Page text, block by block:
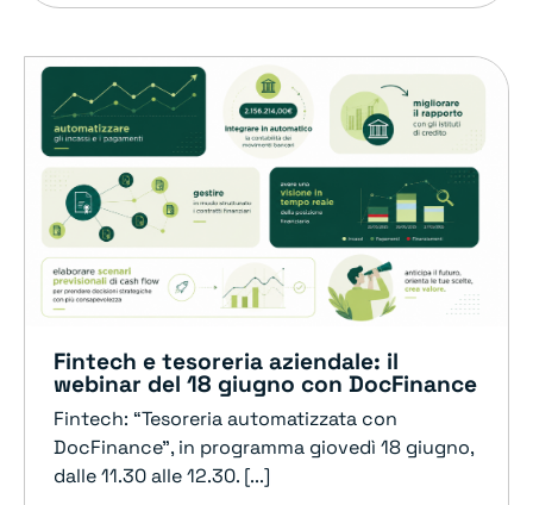
Fintech e tesoreria aziendale: il
webinar del 18 giugno con DocFinance
Fintech: “Tesoreria automatizzata con
DocFinance”, in programma giovedì 18 giugno,
dalle 11.30 alle 12.30. [...]